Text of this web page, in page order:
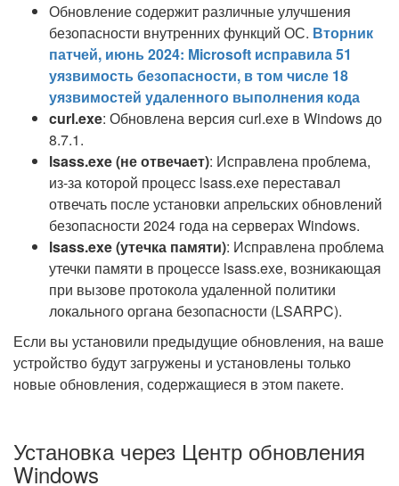
Обновление содержит различные улучшения
безопасности внутренних функций ОС. Вторник
патчей, июнь 2024: Microsoft исправила 51
уязвимость безопасности, в том числе 18
уязвимостей удаленного выполнения кода
curl.exe: Обновлена версия curl.exe в Windows до
8.7.1.
lsass.exe (не отвечает): Исправлена проблема,
из-за которой процесс lsass.exe переставал
отвечать после установки апрельских обновлений
безопасности 2024 года на серверах Windows.
lsass.exe (утечка памяти): Исправлена проблема
утечки памяти в процессе lsass.exe, возникающая
при вызове протокола удаленной политики
локального органа безопасности (LSARPC).
Если вы установили предыдущие обновления, на ваше
устройство будут загружены и установлены только
новые обновления, содержащиеся в этом пакете.
Установка через Центр обновления
Windows